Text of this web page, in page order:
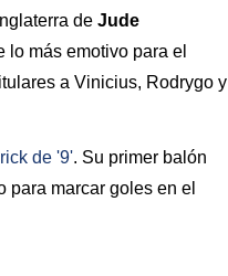
de Jude
lo más emotivo para el
a Vinicius, Rodrygo y
de '9'. Su primer balón
para marcar goles en el